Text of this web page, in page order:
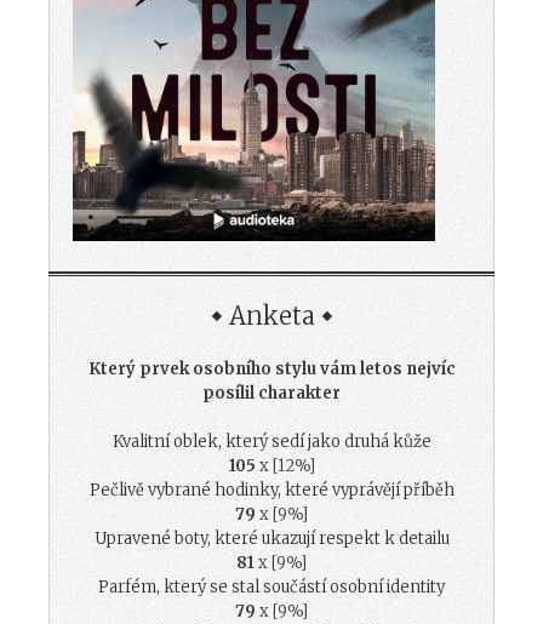
Anketa
Který prvek osobního stylu vám letos nejvíc
posílil charakter
Kvalitní oblek, který sedí jako druhá kůže
105 x [12%]
Pečlivě vybrané hodinky, které vyprávějí příběh
79 x [9%]
Upravené boty, které ukazují respekt k detailu
81x [9%]
Parfém, který se stal součástí osobní identity
79 x [9%]